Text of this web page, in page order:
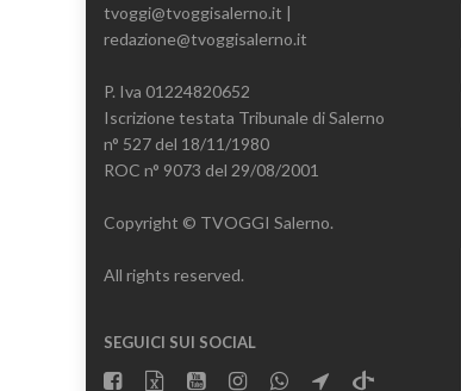
tvoggi@tvoggisalerno.it |
redazione@tvoggisalerno.it
P. Iva 01224820652
Iscrizione testata Tribunale di Salerno
n° 527 del 18/11/1980
ROC n° 9073 del 29/08/2001
Copyright © TVOGGI Salerno.
All rights reserved.
SEGUICI SUI SOCIAL